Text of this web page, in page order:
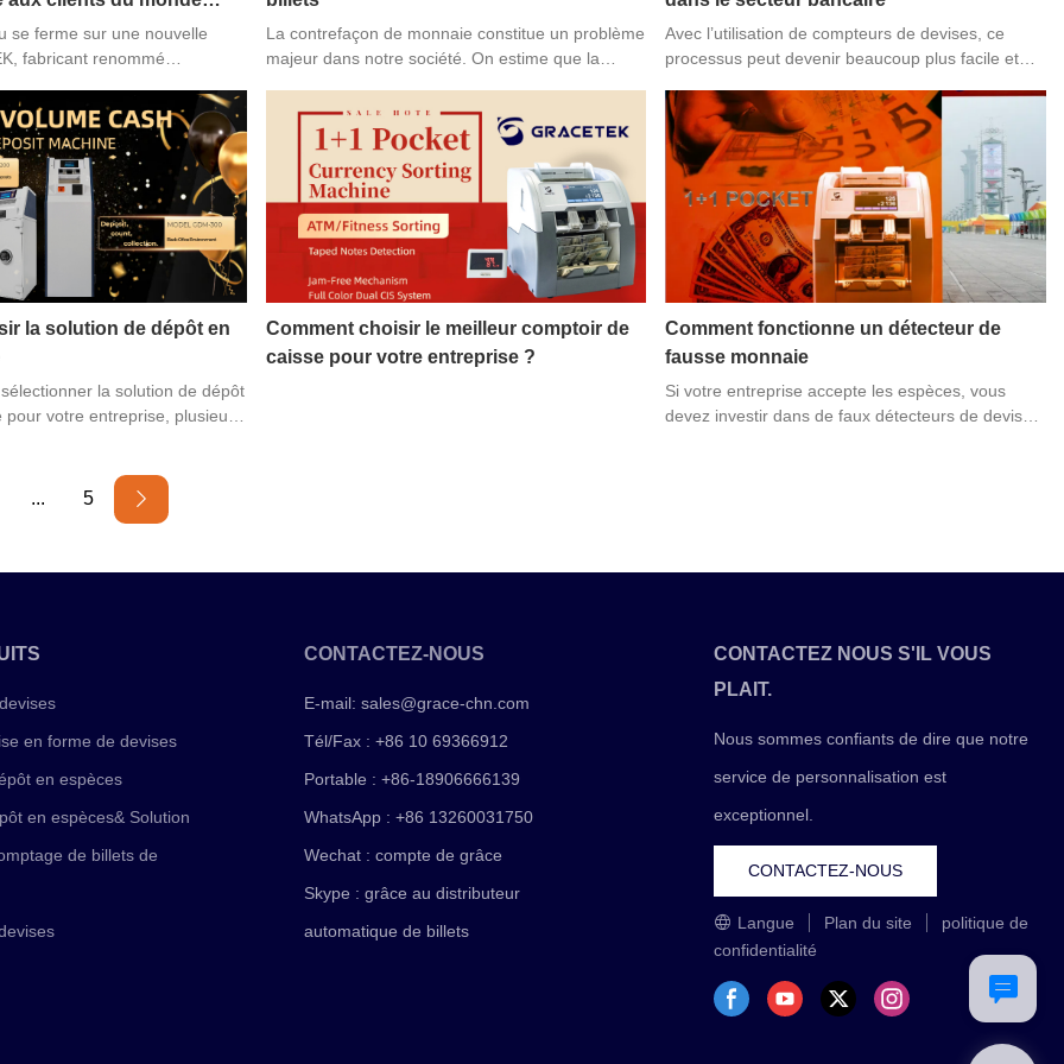
se ferme sur une nouvelle
fabricant renommé
de dépôt, présente
à tous ses clients
mettant l'accent sur le service
entier, GRACETEK est fier
partenariat solide avec des
et est reconnaissant pour
confiance continus.
La contrefaçon de monnaie constitue un problème
majeur dans notre société. On estime que la
contrefaite circule chaque année dans le monde,
ce qui pourrait causer des dommages
incalculables aux particuliers et aux entreprises.
Les faux billets sont souvent utilisés dans des
activités illégales comme le trafic de drogue, la
traite des êtres humains et le terrorisme. La
bonne nouvelle est que des détecteurs de billets
sont disponibles, afin que vous puissiez vous
protéger contre les fausses factures.
Avec l’utilisation de compteurs de devises, ce
processus peut devenir beaucoup plus facile et
plus en plus populaires dans le secteur bancaire
car ils offrent plusieurs avantages par rapport au
comptage manuel.
la solution de dépôt en
sélectionner la solution de dépôt
votre entreprise, plusieurs
Comment choisir le meilleur comptoir de
caisse pour votre entreprise ?
Comment fonctionne un détecteur de
fausse monnaie
Si votre entreprise accepte les espèces, vous
devez investir dans de faux détecteurs de devises.
... 5
en forme de devises
en espèces
en espèces& Solution
de billets de
CONTACTEZ-NOUS
E-mail:sales@grace-chn.com
Tél/Fax : +86 10 69366912
Portable : +86-18906666139
WhatsApp : +86 13260031750
Wechat : compte de grâce
Skype : grâce au distributeur
automatique de billets
CONTACTEZ NOUS S'IL VOUS
PLAIT.
Nous sommes confiants de dire que notre
service de personnalisation est
exceptionnel.
CONTACTEZ-NOUS
Langue Plan du site
politique de
confidentialité